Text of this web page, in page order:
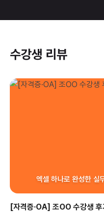
수강생 리뷰
엑셀 하나로 완성한 실
[자격증·OA] 조OO 수강생 후